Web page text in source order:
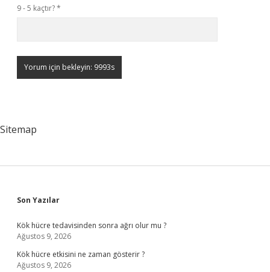
9 - 5 kaçtır?*
Sitemap
Sidebar
Son Yazılar
Kök hücre tedavisinden sonra ağrı olur mu ?
Ağustos 9, 2026
Kök hücre etkisini ne zaman gösterir ?
Ağustos 9, 2026